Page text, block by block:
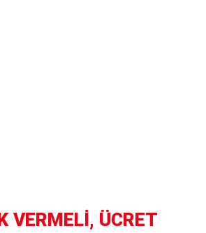
VERMELİ, ÜCRET